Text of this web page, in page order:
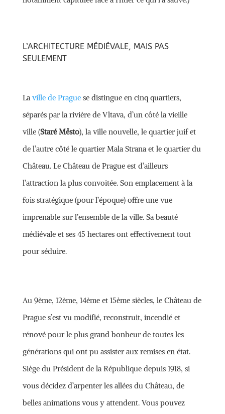
L’ARCHITECTURE MÉDIÉVALE, MAIS PAS
SEULEMENT
La ville de Praguese distingue en cinq quartiers,
séparés par la rivière de Vltava, d’un côté la vieille
ville (Staré Město), la ville nouvelle, le quartier juif et
de l’autre côté le quartier Mala Strana et le quartier du
Château. Le Château de Prague est d’ailleurs
l’attraction la plus convoitée. Son emplacement à la
fois stratégique (pour l’époque) offre une vue
imprenable sur l’ensemble de la ville. Sa beauté
médiévale et ses 45 hectares ont effectivement tout
pour séduire.
Au 9ème, 12ème, 14ème et 15ème siècles, le Château de
Prague s’est vu modifié, reconstruit, incendié et
rénové pour le plus grand bonheur de toutes les
générations qui ont pu assister aux remises en état.
Siège du Président de la République depuis 1918, si
vous décidez d’arpenter les allées du Château, de
belles animations vous y attendent. Vous pouvez